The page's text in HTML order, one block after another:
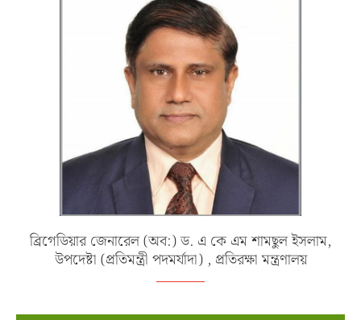
ব্রিগেডিয়ার জেনারেল (অব:) ড. এ কে এম শামছুল ইসলাম,
উপদেষ্টা (প্রতিমন্ত্রী পদমর্যাদা) , প্রতিরক্ষা মন্ত্রণালয়